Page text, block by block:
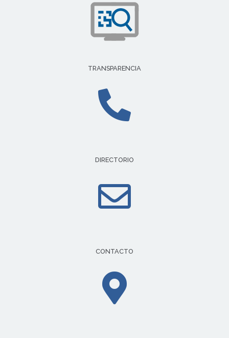
TRANSPARENCIA
DIRECTORIO
CONTACTO